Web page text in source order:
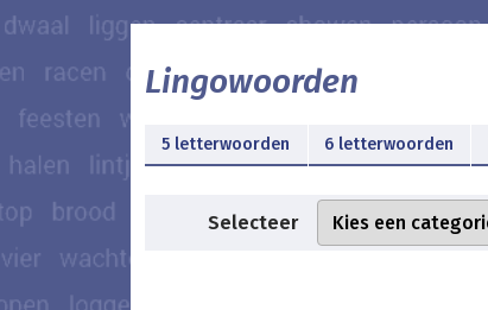
Lingowoorden
5 letterwoorden 6 letterwoorden
Selecteer